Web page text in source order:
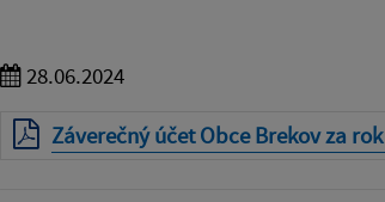
28.06.2024
Záverečný účet Obce Brekov za rok